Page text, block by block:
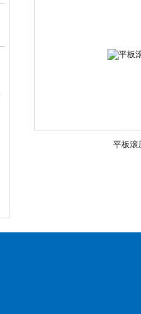
平板滚